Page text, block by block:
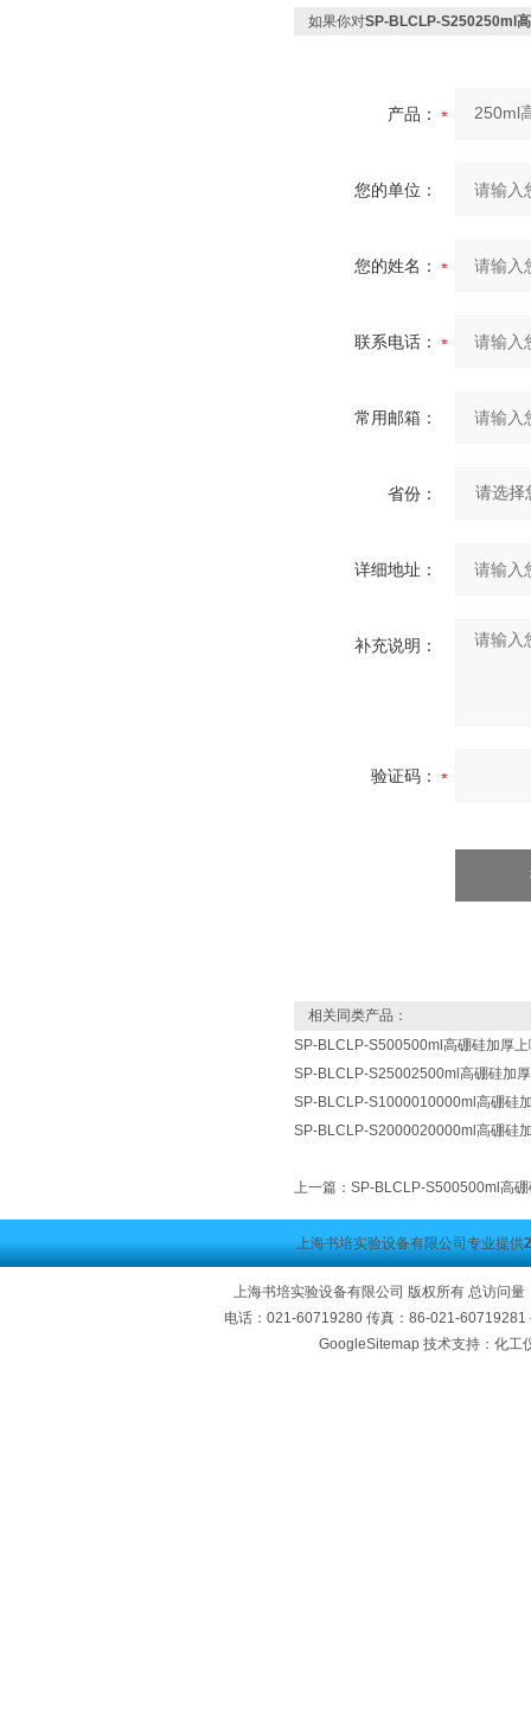
如果你对SP-BLCLP-S250250ml
产品：
您的单位：
您的姓名：
联系电话：
常用邮箱：
省份：
详细地址：
补充说明：
验证码：
相关同类产品：
SP-BLCLP-S500500ml高硼硅加厚
SP-BLCLP-S25002500ml高硼硅加
SP-BLCLP-S1000010000ml高硼硅
SP-BLCLP-S2000020000ml高硼硅
上一篇： SP-BLCLP-S500500ml高
上海书培实验设备有限公司专业提供
上海书培实验设备有限公司 版权所有 总访问量
电话：021-60719280 传真：86-021-
GoogleSitemap技术支持：化工